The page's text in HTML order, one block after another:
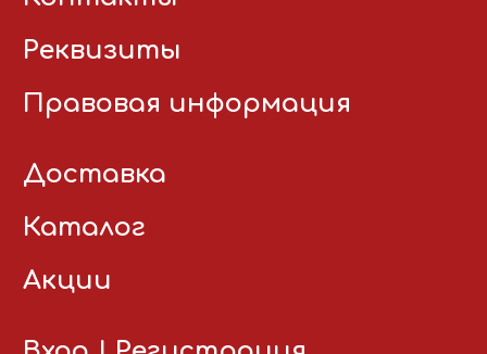
Реквизиты
Правовая информация
Доставка
Каталог
Акции